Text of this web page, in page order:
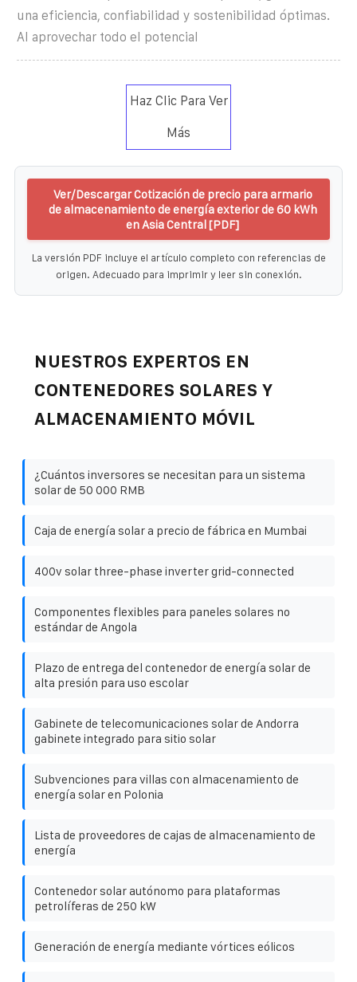
una eficiencia, confiabilidad y sostenibilidad óptimas.
Al aprovechar todo el potencial
Haz Clic Para Ver
Más
Ver/Descargar Cotización de precio para armario
de almacenamiento de energía exterior de 60 kWh
en Asia Central [PDF]
La versión PDF incluye el artículo completo con referencias de
origen. Adecuado para imprimir y leer sin conexión.
NUESTROS EXPERTOS EN
CONTENEDORES SOLARES Y
ALMACENAMIENTO MÓVIL
¿Cuántos inversores se necesitan para un sistema
solar de 50 000 RMB
Caja de energía solar a precio de fábrica en Mumbai
400v solar three-phase inverter grid-connected
Componentes flexibles para paneles solares no
estándar de Angola
Plazo de entrega del contenedor de energía solar de
alta presión para uso escolar
Gabinete de telecomunicaciones solar de Andorra
gabinete integrado para sitio solar
Subvenciones para villas con almacenamiento de
energía solar en Polonia
Lista de proveedores de cajas de almacenamiento de
energía
Contenedor solar autónomo para plataformas
petrolíferas de 250 kW
Generación de energía mediante vórtices eólicos